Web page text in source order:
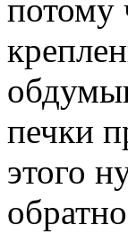
потому
печки
этого